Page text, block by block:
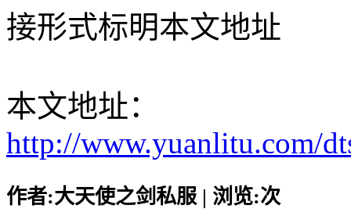
接形式标明本文地址
本文地址：
http://www.yuanlitu.com/
作者:大天使之剑私服 | 浏览:次